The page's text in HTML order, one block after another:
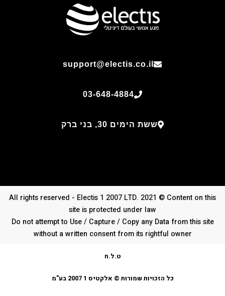
support@electis.co.il
03-648-4884
ששת הימים 30, בני ברק
All rights reserved - Electis 1 2007 LTD. 2021 © Content on this
site is protected under law
Do not attempt to Use / Capture / Copy any Data from this site
without a written consent from its rightful owner
כל הזכויות שמורות © אלקטיס 1 2007 בע"מ
ט.ל.ח